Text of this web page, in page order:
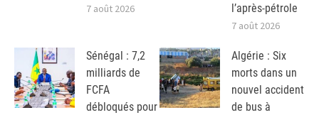
7 août 2026
l’après-pétrole
7 août 2026
Sénégal : 7,2
milliards de
FCFA
débloqués pour
Algérie : Six
morts dans un
nouvel accident
de bus à